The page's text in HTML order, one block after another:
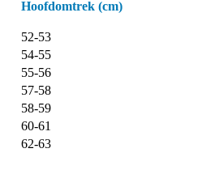
Hoofdomtrek (cm)
52-53
54-55
55-56
57-58
58-59
60-61
62-63